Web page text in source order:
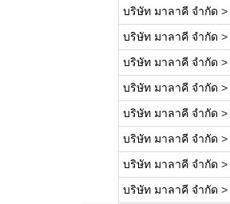
บริษัท มาลาคี จำกัด >
บริษัท มาลาคี จำกัด >
บริษัท มาลาคี จำกัด >
บริษัท มาลาคี จำกัด >
บริษัท มาลาคี จำกัด >
บริษัท มาลาคี จำกัด >
บริษัท มาลาคี จำกัด >
บริษัท มาลาคี จำกัด >